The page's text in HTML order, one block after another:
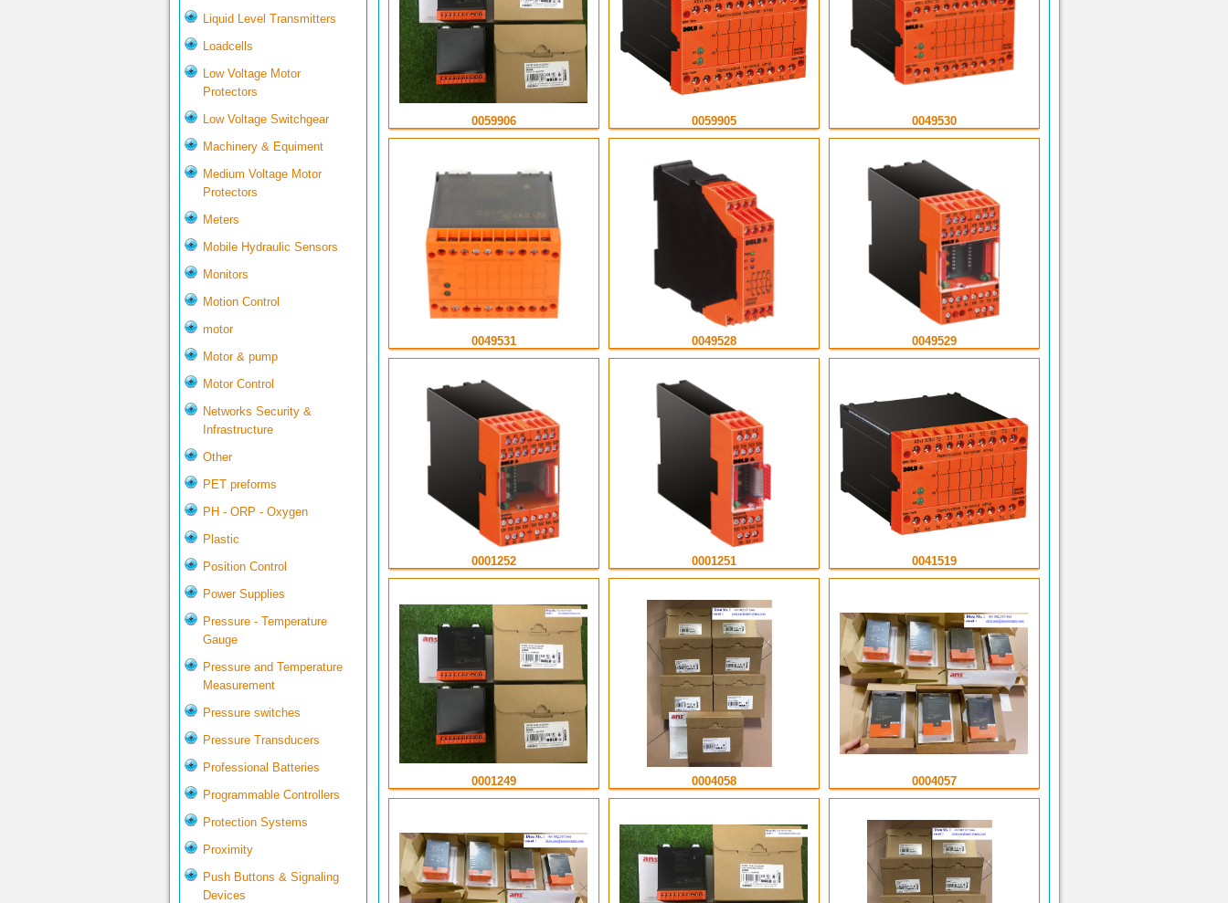
Liquid Level Transmitters
Loadcells
Low Voltage Motor
Protectors
Low Voltage Switchgear
Machinery & Equiment
Medium Voltage Motor
Protectors
Meters
Mobile Hydraulic Sensors
Monitors
Motion Control
motor
Motor & pump
Motor Control
Networks Security &
Infrastructure
Other
PET preforms
PH - ORP - Oxygen
Plastic
Position Control
Power Supplies
Pressure - Temperature
Gauge
Pressure and Temperature
Measurement
Pressure switches
Pressure Transducers
Professional Batteries
Programmable Controllers
Protection Systems
Proximity
Push Buttons & Signaling
Devices
0059906 0059905 0049530
0049531 0049528 0049529
0001252 0001251 0041519
0001249 0004058 0004057